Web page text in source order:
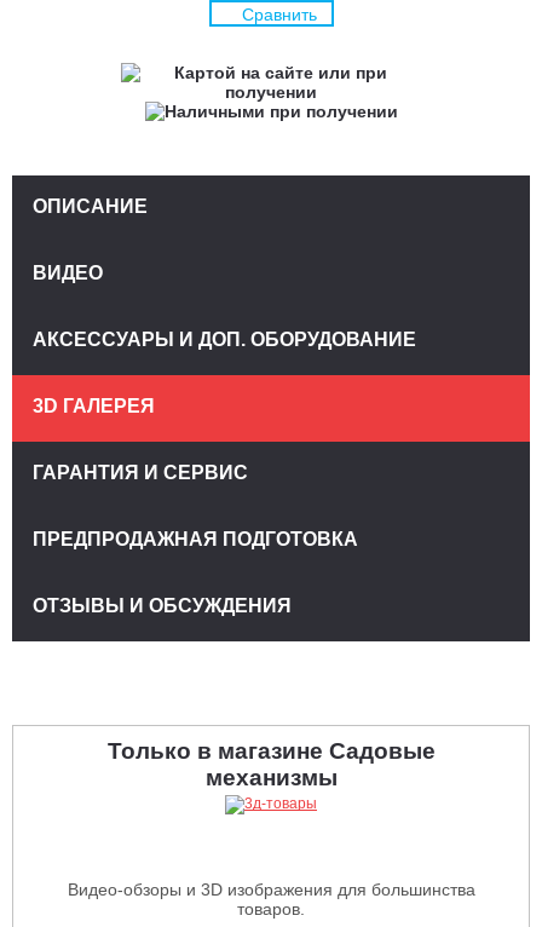
Сравнить
ОПИСАНИЕ
ВИДЕО
АКСЕССУАРЫ И ДОП. ОБОРУДОВАНИЕ
3D ГАЛЕРЕЯ
ГАРАНТИЯ И СЕРВИС
ПРЕДПРОДАЖНАЯ ПОДГОТОВКА
ОТЗЫВЫ И ОБСУЖДЕНИЯ
Только в магазине Садовые
механизмы
Видео-обзоры и 3D изображения для большинства
товаров.